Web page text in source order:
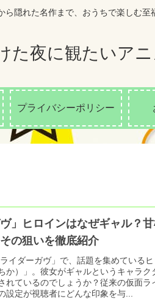
ら隠れた名作まで、おうちで楽しむ至
た夜に観たいア
プライバシーポリシー
ヴ」ヒロインはなぜギャル？
の狙いを徹底紹介
イダーガヴ」で、話題を集めている
か）」。彼女がギャルというキャラク
れているのでしょうか？従来の仮面ラ
設定が視聴者にどんな印象を与...